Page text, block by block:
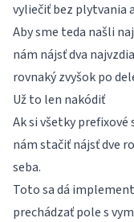
vyliečiť bez plytvania
Aby sme teda našli
nám nájsť dva
rovnaký zvyšok po
Už to len nakódiť
Ak si všetky
nám stačiť nájsť dve
seba.
Toto sa dá
prechádzať pole s